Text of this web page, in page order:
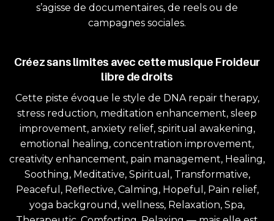
s’agisse de documentaires, de reels ou de
campagnes sociales.
Créez sans limites avec cette musique Froideur
libre de droits
Cette piste évoque le style de DNA repair therapy,
stress reduction, meditation enhancement, sleep
improvement, anxiety relief, spiritual awakening,
emotional healing, concentration improvement,
creativity enhancement, pain management, Healing,
Soothing, Meditative, Spiritual, Transformative,
Peaceful, Reflective, Calming, Hopeful, Pain relief,
yoga background, wellness, Relaxation, Spa,